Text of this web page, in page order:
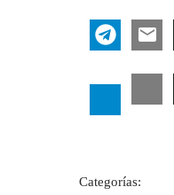
Categorías: